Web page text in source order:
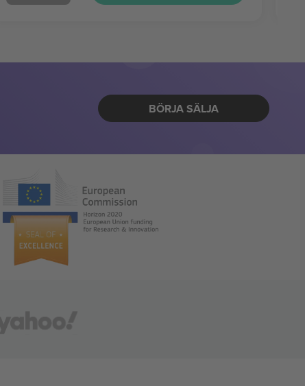
BÖRJA SÄLJA